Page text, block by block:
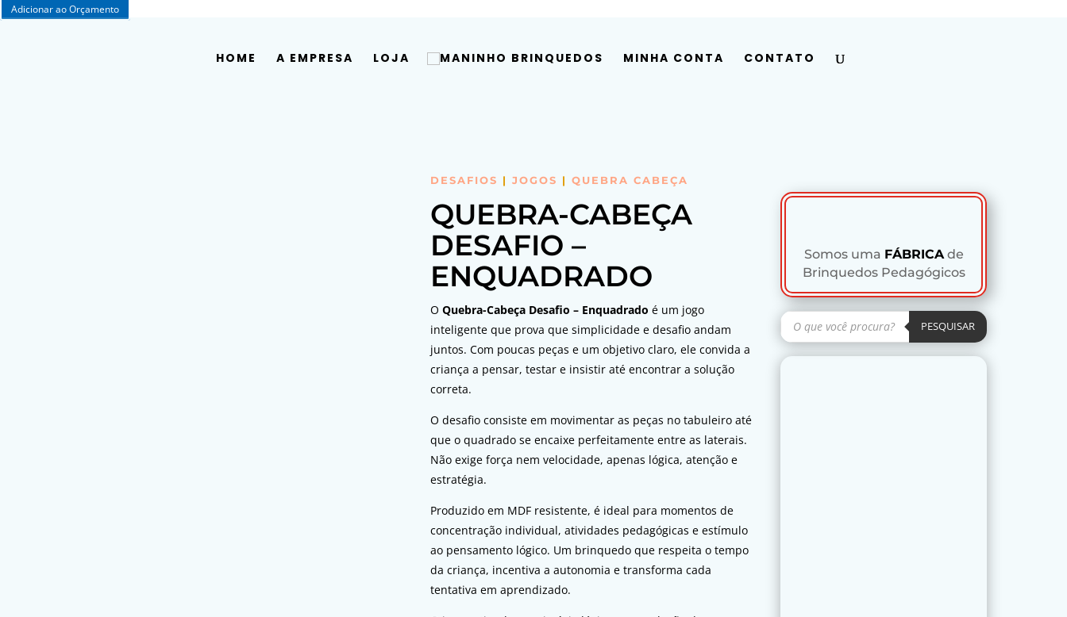
HOME A EMPRESA LOJA MINHA CONTA CONTATO
Adicionar ao Orçamento
DESAFIOS |JOGOS |QUEBRA CABEÇA
QUEBRA-CABEÇA
DESAFIO –
ENQUADRADO
OQuebra-Cabeça Desafio – Enquadrado é um jogo
inteligente que prova que simplicidade e desafio andam
juntos. Com poucas peças e um objetivo claro, ele convida a
criança a pensar, testar e insistir até encontrar a solução
correta.
O desafio consiste em movimentar as peças no tabuleiro até
que o quadrado se encaixe perfeitamente entre as laterais.
Não exige força nem velocidade, apenas lógica, atenção e
estratégia.
Produzido em MDF resistente, é ideal para momentos de
concentração individual, atividades pedagógicas e estímulo
ao pensamento lógico. Um brinquedo que respeita o tempo
da criança, incentiva a autonomia e transforma cada
tentativa em aprendizado.
Somos uma FÁBRICAde
Brinquedos Pedagógicos
Pesquisar
produtos PESQUISAR